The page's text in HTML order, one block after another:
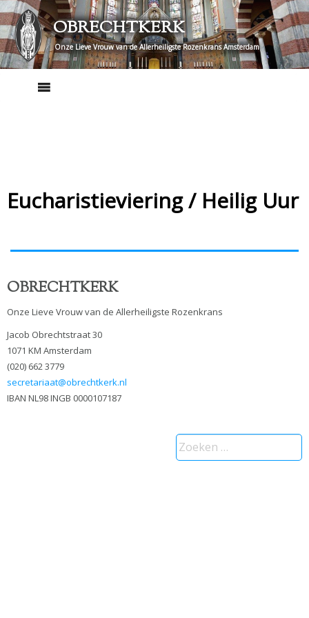
Skip
to
content
OBRECHTKERK
Onze Lieve Vrouw van de Allerheiligste Rozenkrans Amsterdam
Eucharistieviering / Heilig Uur
OBRECHTKERK
Onze Lieve Vrouw van de Allerheiligste Rozenkrans
Jacob Obrechtstraat 30
1071 KM Amsterdam
(020) 662 3779
secretariaat@obrechtkerk.nl
IBAN NL98 INGB 0000107187
Zoeken
naar: